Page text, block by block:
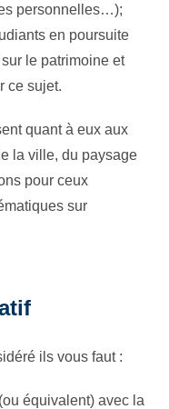
personnelles…);
en poursuite
le patrimoine et
ce sujet.
quant à eux aux
la ville, du paysage
pour ceux
sur
ils vous faut :
(ou équivalent) avec la